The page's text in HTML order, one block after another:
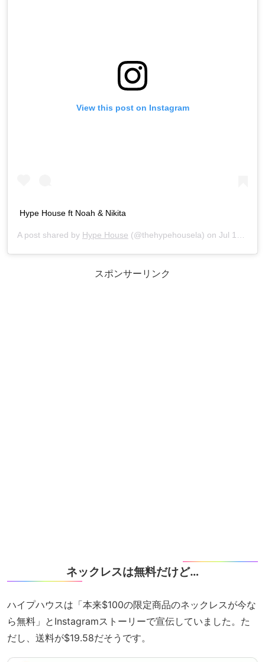
View this post on Instagram
Hype House ft Noah & Nikita
A post shared by Hype House (@thehypehousela) on Jul 17, 2020 at 1:49pm PDT
スポンサーリンク
ネックレスは無料だけど…
ハイプハウスは「本来$100の限定商品のネックレスが今な
ら無料」とInstagramストーリーで宣伝していました。た
だし、送料が$19.58だそうです。